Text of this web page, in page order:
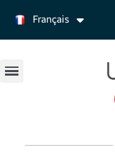
Français